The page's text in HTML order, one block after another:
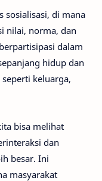
sosialisasi, di mana
nilai, norma, dan
dalam
hidup dan
keluarga,
bisa melihat
dan
besar. Ini
masyarakat